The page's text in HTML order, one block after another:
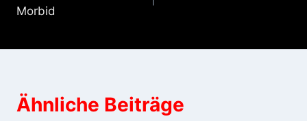
Morbid
Ähnliche Beiträge